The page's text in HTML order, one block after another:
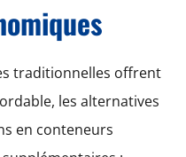
traditionnelles offrent
les alternatives
en conteneurs